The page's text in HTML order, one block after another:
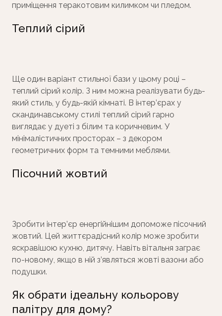
приміщення теракотовим килимком чи пледом.
Теплий сірий
Ще один варіант стильної бази у цьому році –
теплий сірий колір. З ним можна реалізувати будь-
який стиль, у будь-якій кімнаті. В інтер’єрах у
скандинавському стилі теплий сірий гарно
виглядає у дуеті з білим та коричневим. У
мінімалістичних просторах – з декором
геометричних форм та темними меблями.
Пісочний жовтий
Зробити інтер’єр енергійнішим допоможе пісочний
жовтий. Цей життєрадісний колір може зробити
яскравішою кухню, дитячу. Навіть вітальня заграє
по-новому, якщо в ній з’являться жовті вазони або
подушки.
Як обрати ідеальну кольорову
палітру для дому?